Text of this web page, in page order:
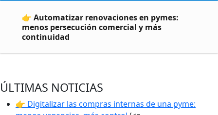
👉 Automatizar renovaciones en pymes:
menos persecución comercial y más
continuidad
ÚLTIMAS NOTICIAS
👉 Digitalizar las compras internas de una pyme: